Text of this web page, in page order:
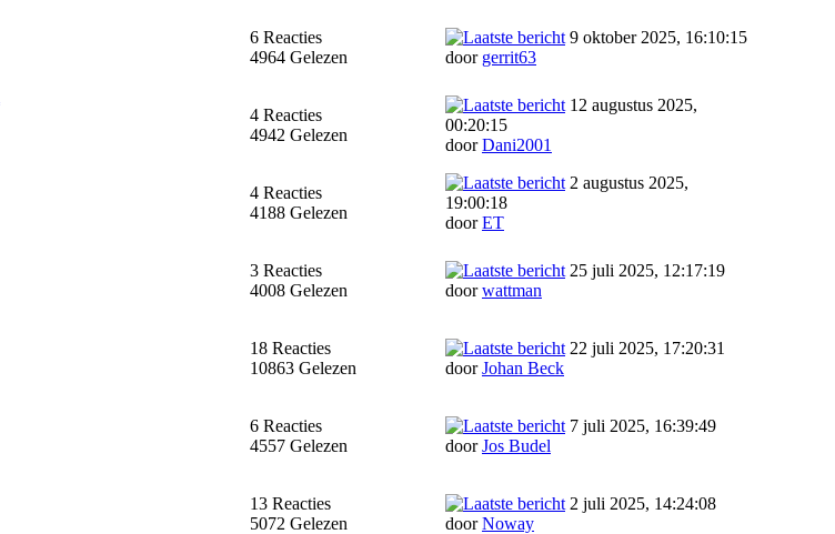
6 Reacties
4964 Gelezen
9 oktober 2025, 16:10:15
door gerrit63
4 Reacties
4942 Gelezen
12 augustus 2025,
00:20:15
doorDani2001
4 Reacties
4188 Gelezen
2 augustus 2025,
19:00:18
doorET
3 Reacties
4008 Gelezen
25 juli 2025, 12:17:19
doorwattman
18 Reacties
10863 Gelezen
22 juli 2025, 17:20:31
doorJohan Beck
6 Reacties
4557 Gelezen
7 juli 2025, 16:39:49
doorJos Budel
13 Reacties
5072 Gelezen
2 juli 2025, 14:24:08
doorNoway